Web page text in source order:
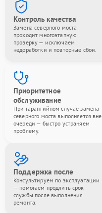
Контроль качества
Замена северного моста
проходит многоэтапную
проверку — исключаем
недоработки и повторные сбои.
Приоритетное
обслуживание
При гарантийном случае замена
северного моста выполняется вне
очереди — быстро устраняем
проблему.
Поддержка после
Консультируем по эксплуатации
— помогаем продлить срок
службы после выполнения
ремонта.